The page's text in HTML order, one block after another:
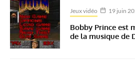
Jeux vidéo 19 juin
Bobby Prince est
de la musique de